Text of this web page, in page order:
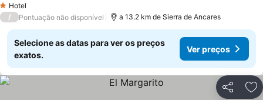
1 Estrelas
Hotel
/ Pontuação não disponível a 13.2 km de Sierra de Ancares
Selecione as datas para ver os preços
exatos.
Ver preços
Partilhar